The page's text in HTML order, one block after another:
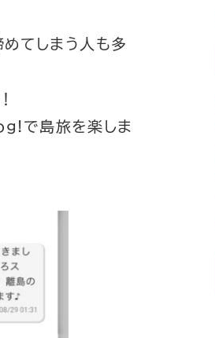
てしまう人も多
で島旅を楽しま